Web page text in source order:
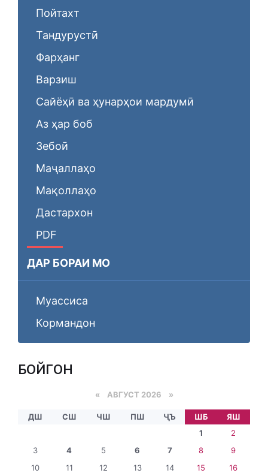
Пойтахт
Тандурустӣ
Фарҳанг
Варзиш
Сайёҳӣ ва ҳунарҳои мардумӣ
Аз ҳар боб
Зебоӣ
Маҷаллаҳо
Мақоллаҳо
Дастархон
PDF
ДАР БОРАИ МО
Муассиса
Кормандон
БОЙГОНӢ
« АВГУСТ 2026 »
ДШ СШ ЧШ ПШ ҶЪ ШБ
ЯШ
1
2
3
4 5 6 7 8
9
10
11 12 13 14 15
16